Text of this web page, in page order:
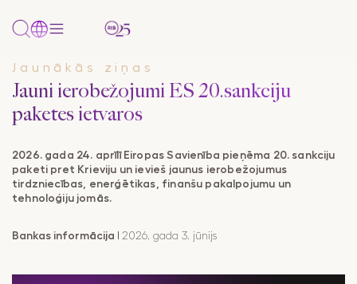
PAKALPOJUMI
AKTUALITĀTES
Uzņēmumiem
un/vai
Konti
Internetbanka
Mobilā
Tikai
uzņēmumiem
Komplekti
Kredīti
finansēšana
Papildu
Cenrādis
Dokumenti
Pārskats
Par mums
Kontakti un rekvizīti
Papildu
Klientu politikas
paziņojums
Uzņēmumiem
Mežizstrāde
Metālapstrādes rūpniecība
Lauksaimniecība
Farmācija/Medicīnas produktu tirdzniecība
Jaunākās ziņas
Jauni ierobežojumi ES 20.sankciju
paketes ietvaros
2026. gada 24. aprīlī Eiropas Savienība pieņēma 20. sankciju
paketi pret Krieviju un ievieš jaunus ierobežojumus
tirdzniecības, enerģētikas, finanšu pakalpojumu un
tehnoloģiju jomās.
Bankas informācija 2026. gada 3. jūnijs